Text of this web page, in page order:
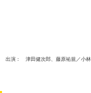
出演： 津田健次郎、藤原祐規／小